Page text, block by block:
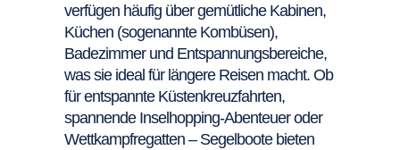
verfügen häufig über gemütliche Kabinen,
Küchen (sogenannte Kombüsen),
Badezimmer und Entspannungsbereiche,
was sie ideal für längere Reisen macht. Ob
für entspannte Küstenkreuzfahrten,
spannende Inselhopping-Abenteuer oder
Wettkampfregatten – Segelboote bieten